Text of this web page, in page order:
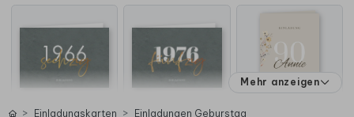
Mehr anzeigen
Einladungskarten Einladungen Geburstag